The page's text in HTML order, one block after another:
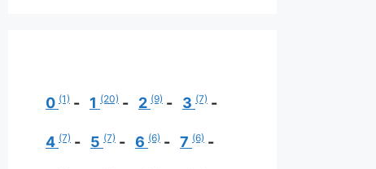
0 (1) 1 (20) 2 (9) 3 (7)
4 (7) 5 (7) 6 (6) 7 (6)